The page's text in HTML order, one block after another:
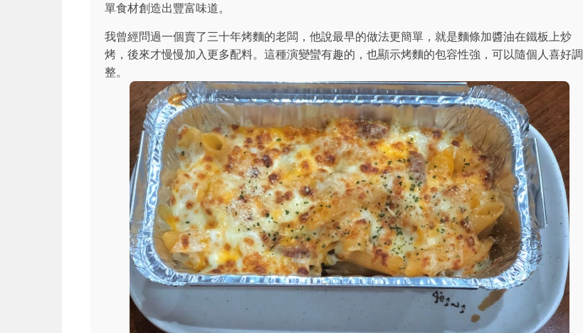
單食材創造出豐富味道。
我曾經問過一個賣了三十年烤麵的老闆，他說最早的做法更簡單，就是麵條加醬油在鐵板上炒
烤，後來才慢慢加入更多配料。這種演變蠻有趣的，也顯示烤麵的包容性強，可以隨個人喜好調
整。